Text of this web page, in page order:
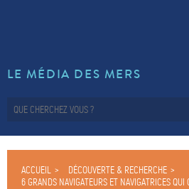
LE MÉDIA DES MERS
ACCUEIL
DÉCOUVERTE & RECHERCHE
6 GRANDS NAVIGATEURS ET NAVIGATRICES QUI